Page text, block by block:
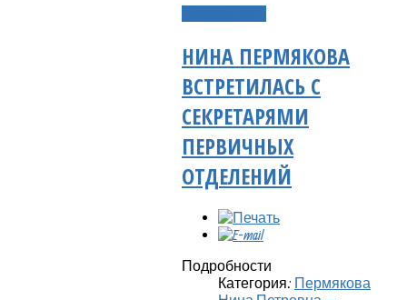
НИНА ПЕРМЯКОВА
ВСТРЕТИЛАСЬ С
СЕКРЕТАРЯМИ
ПЕРВИЧНЫХ
ОТДЕЛЕНИЙ
Подробности
Категория: Пермякова